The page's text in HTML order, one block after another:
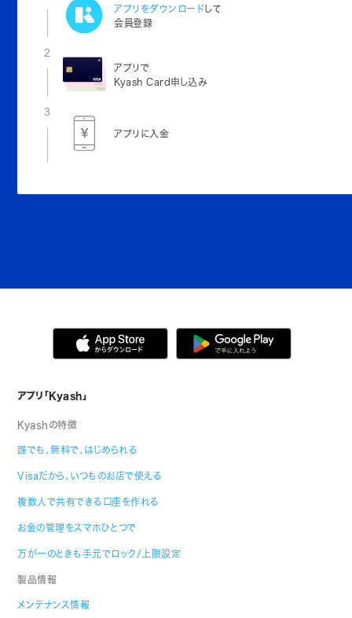
アプリをダウンロードして
会員登録
2
アプリで
Kyash Card申し込み
3
アプリに入金
アプリ「Kyash」
Kyashの特徴
誰でも、無料で、はじめられる
Visaだから、いつものお店で使える
複数人で共有できる口座を作れる
お金の管理をスマホひとつで
万が一のときも手元でロック/上限設定
製品情報
メンテナンス情報